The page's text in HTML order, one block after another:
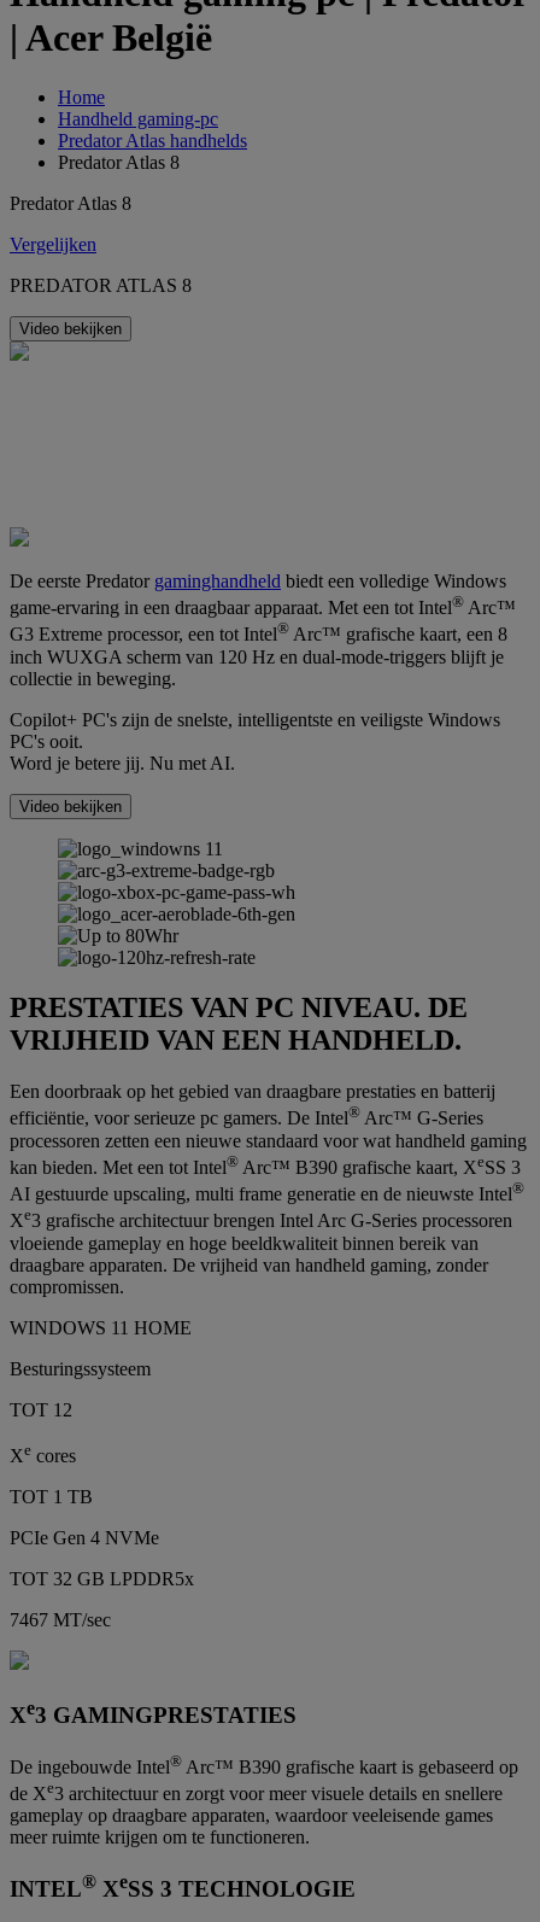
| Acer België
Home
Handheld gaming-pc
Predator Atlas handhelds
Predator Atlas 8
Predator Atlas 8
Vergelijken
PREDATOR ATLAS 8
Video bekijken
De eerste Predator gaminghandheld biedt een volledige Windows
game-ervaring in een draagbaar apparaat. Met een tot Intel® Arc™
G3 Extreme processor, een tot Intel® Arc™ grafische kaart, een 8
inch WUXGA scherm van 120 Hz en dual-mode-triggers blijft je
collectie in beweging.
Copilot+ PC's zijn de snelste, intelligentste en veiligste Windows
PC's ooit.
Word je betere jij. Nu met AI.
Video bekijken
PRESTATIES VAN PC NIVEAU. DE
VRIJHEID VAN EEN HANDHELD.
Een doorbraak op het gebied van draagbare prestaties en batterij
efficiëntie, voor serieuze pc gamers. De Intel® Arc™ G-Series
processoren zetten een nieuwe standaard voor wat handheld gaming
kan bieden. Met een tot Intel® Arc™ B390 grafische kaart, XeSS 3
AI gestuurde upscaling, multi frame generatie en de nieuwste Intel®
Xe3 grafische architectuur brengen Intel Arc G-Series processoren
vloeiende gameplay en hoge beeldkwaliteit binnen bereik van
draagbare apparaten. De vrijheid van handheld gaming, zonder
compromissen.
WINDOWS 11 HOME
Besturingssysteem
TOT 12
Xe cores
TOT 1 TB
PCIe Gen 4 NVMe
TOT 32 GB LPDDR5x
7467 MT/sec
Xe3 GAMINGPRESTATIES
De ingebouwde Intel® Arc™ B390 grafische kaart is gebaseerd op
de Xe3 architectuur en zorgt voor meer visuele details en snellere
gameplay op draagbare apparaten, waardoor veeleisende games
meer ruimte krijgen om te functioneren.
INTEL® XeSS 3 TECHNOLOGIE